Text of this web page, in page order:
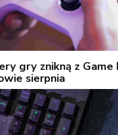
gry znikną z Game
sierpnia